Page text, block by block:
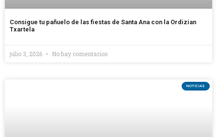
Consigue tu pañuelo de las fiestas de Santa Ana con la Ordizian
Txartela
julio 3, 2026 No hay comentarios
NOTICIAS